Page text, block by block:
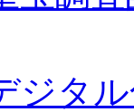
ジタ